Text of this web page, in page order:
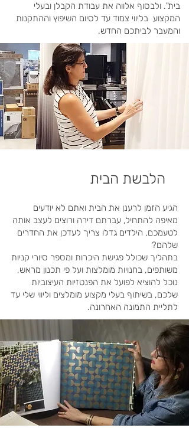
בית". ולבסוף אלווה את עבודת הקבלן ובעלי
המקצוע בליווי צמוד עד לסיום השיפוץ וההתקנות
והמעבר לביתכם החדש.
הלבשת הבית
הגיע הזמן לרענן את הבית ואתם לא יודעים
מאיפה להתחיל, עברתם דירה ורוצים לעצב אותה
לטעמכם, הילדים גדלו צריך לעדכן את החדרים
שלהם?
בתהליך שכולל פגישת היכרות ומספר סיורי קניות
משותפים, בחנויות מומלצות ועל פי תכנון מראש,
נוכל להוציא לפועל את הפנטזיות העיצוביות
שלכם, בשיתוף בעלי מקצוע מומלצים וליווי שלי עד
לתליית התמונה האחרונה.